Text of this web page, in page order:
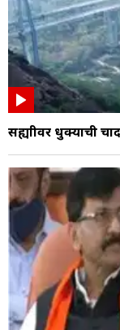
सह्याद्रीवर धुक्याची